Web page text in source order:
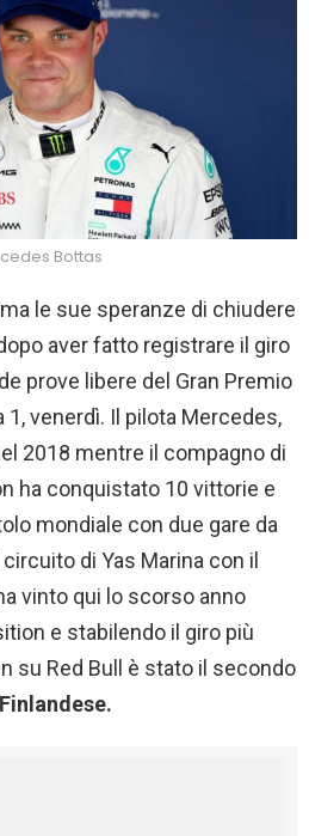
Bottas
le sue speranze di chiudere
aver fatto registrare il giro
prove libere del Gran Premio
1, venerdì. Il pilota Mercedes,
2018 mentre il compagno di
ha conquistato 10 vittorie e
mondiale con due gare da
di Yas Marina con il
vinto qui lo scorso anno
e stabilendo il giro più
su Red Bull è stato il secondo